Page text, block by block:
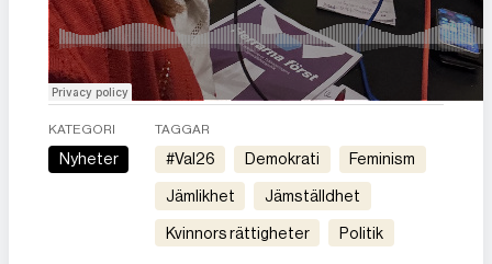
KATEGORI
Nyheter
TAGGAR
#val26 demokrati feminism
jämlikhet jämställdhet
kvinnors rättigheter politik